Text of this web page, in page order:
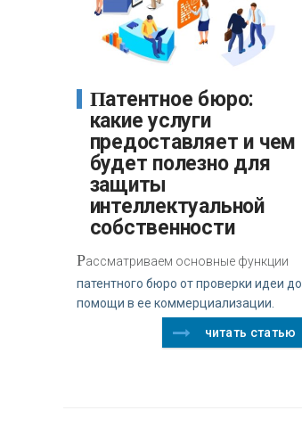
Патентное бюро:
какие услуги
предоставляет и чем
будет полезно для
защиты
интеллектуальной
собственности
Рассматриваем основные функции
патентного бюро от проверки идеи до
помощи в ее коммерциализации.
читать статью